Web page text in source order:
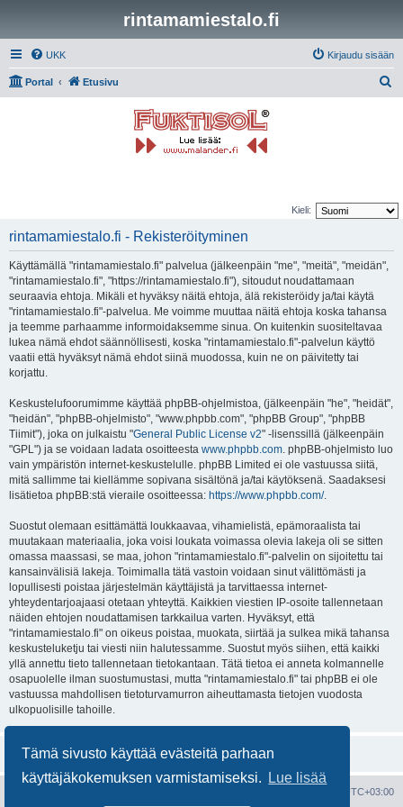
Tämä sivusto käyttää evästeitä parhaan
käyttäjäkokemuksen varmistamiseksi.
Lue lisää
rintamamiestalo.fi
UKK Kirjaudu sisään
Portal Etusivu
Kieli:
rintamamiestalo.fi - Rekisteröityminen
Käyttämällä "rintamamiestalo.fi" palvelua (jälkeenpäin "me", "meitä", "meidän",
"rintamamiestalo.fi", "https://rintamamiestalo.fi"), sitoudut noudattamaan
seuraavia ehtoja. Mikäli et hyväksy näitä ehtoja, älä rekisteröidy ja/tai käytä
"rintamamiestalo.fi"-palvelua. Me voimme muuttaa näitä ehtoja koska tahansa
ja teemme parhaamme informoidaksemme sinua. On kuitenkin suositeltavaa
lukea nämä ehdot säännöllisesti, koska "rintamamiestalo.fi"-palvelun käyttö
vaatii että hyväksyt nämä ehdot siinä muodossa, kuin ne on päivitetty tai
korjattu.
Keskustelufoorumimme käyttää phpBB-ohjelmistoa, (jälkeenpäin "he", "heidät",
"heidän", "phpBB-ohjelmisto", "www.phpbb.com", "phpBB Group", "phpBB
Tiimit"), joka on julkaistu "General Public License v2" -lisenssillä (jälkeenpäin
"GPL") ja se voidaan ladata osoitteesta www.phpbb.com. phpBB-ohjelmisto luo
vain ympäristön internet-keskustelulle. phpBB Limited ei ole vastuussa siitä,
mitä sallimme tai kiellämme sopivana sisältönä ja/tai käytöksenä. Saadaksesi
lisätietoa phpBB:stä vieraile osoitteessa: https://www.phpbb.com/.
Suostut olemaan esittämättä loukkaavaa, vihamielistä, epämoraalista tai
muutakaan materiaalia, joka voisi loukata voimassa olevia lakeja oli se sitten
omassa maassasi, se maa, johon "rintamamiestalo.fi"-palvelin on sijoitettu tai
kansainvälisiä lakeja. Toimimalla tätä vastoin voidaan sinut välittömästi ja
lopullisesti poistaa järjestelmän käyttäjistä ja tarvittaessa internet-
yhteydentarjoajaasi otetaan yhteyttä. Kaikkien viestien IP-osoite tallennetaan
näiden ehtojen noudattamisen tarkkailua varten. Hyväksyt, että
"rintamamiestalo.fi" on oikeus poistaa, muokata, siirtää ja sulkea mikä tahansa
keskusteluketju tai viesti niin halutessamme. Suostut myös siihen, että kaikki
yllä annettu tieto tallennetaan tietokantaan. Tätä tietoa ei anneta kolmannelle
osapuolelle ilman suostumustasi, mutta "rintamamiestalo.fi" tai phpBB ei ole
vastuussa mahdollisen tietoturvamurron aiheuttamasta tietojen vuodosta
ulkopuolisille tahoille.
UTC+03:00